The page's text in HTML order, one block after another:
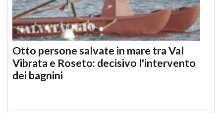
Otto persone salvate in mare tra Val
Vibrata e Roseto: decisivo l'intervento
dei bagnini